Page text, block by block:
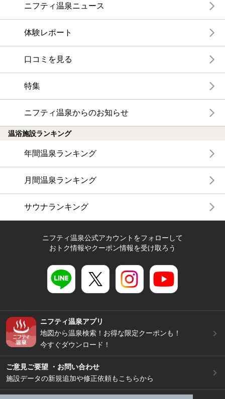
ニフティ温泉ニュース
体験レポート
口コミを見る
特集
ニフティ温泉からのお知らせ
温浴施設ランキング
年間温泉ランキング
月間温泉ランキング
サウナランキング
ニフティ温泉公式アカウントをフォローして
おトク情報やクーポン情報を受け取ろう
ニフティ温泉アプリ
地図から温泉検索！お得な限定クーポンも！
今すぐダウンロード！
ご意見ご要望 ・お問い合わせ
施設データの新規追加や修正依頼もこちらから